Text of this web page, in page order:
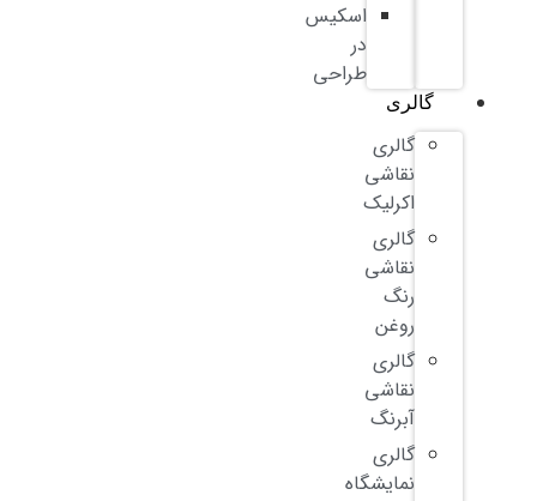
اسکیس
در
طراحی
گالری
گالری
نقاشی
اکرلیک
گالری
نقاشی
رنگ
روغن
گالری
نقاشی
آبرنگ
گالری
نمایشگاه